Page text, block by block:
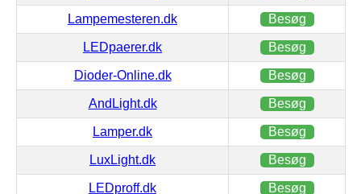
Lampemesteren.dk Besøg
LEDpaerer.dk Besøg
Dioder-Online.dk Besøg
AndLight.dk Besøg
Lamper.dk Besøg
LuxLight.dk Besøg
LEDproff.dk Besøg